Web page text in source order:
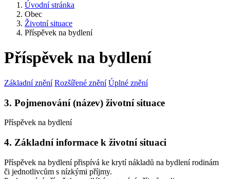
Úvodní stránka
Obec
Životní situace
Příspěvek na bydlení
Příspěvek na bydlení
Základní znění Rozšířené znění Úplné znění
3. Pojmenování (název) životní situace
Příspěvek na bydlení
4. Základní informace k životní situaci
Příspěvek na bydlení přispívá ke krytí nákladů na bydlení rodinám
či jednotlivcům s nízkými příjmy.